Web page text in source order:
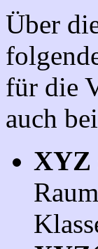
Über
für die
auch
XYZ